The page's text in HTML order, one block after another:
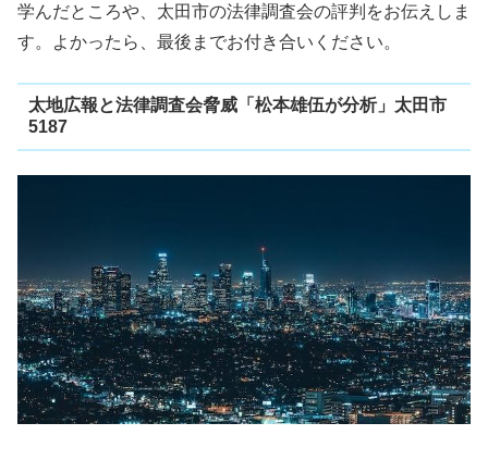
学んだところや、太田市の法律調査会の評判をお伝えしま
す。よかったら、最後までお付き合いください。
太地広報と法律調査会脅威「松本雄伍が分析」太田市
5187